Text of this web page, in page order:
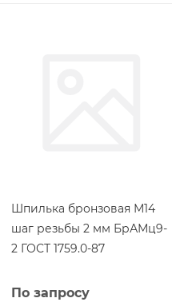
Шпилька бронзовая М14
шаг резьбы 2 мм БрАМц9-
2 ГОСТ 1759.0-87
По запросу